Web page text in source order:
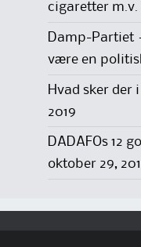
cigaretter m.v.
Damp-Partiet
være en
Hvad sker der
2019
DADAFOs 12
oktober 29,